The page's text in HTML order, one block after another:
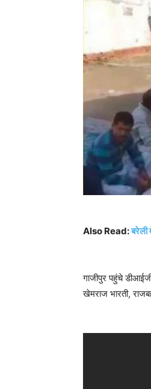
Also Read:
गाजीपुर पहुंचे
खेमराज भारती,